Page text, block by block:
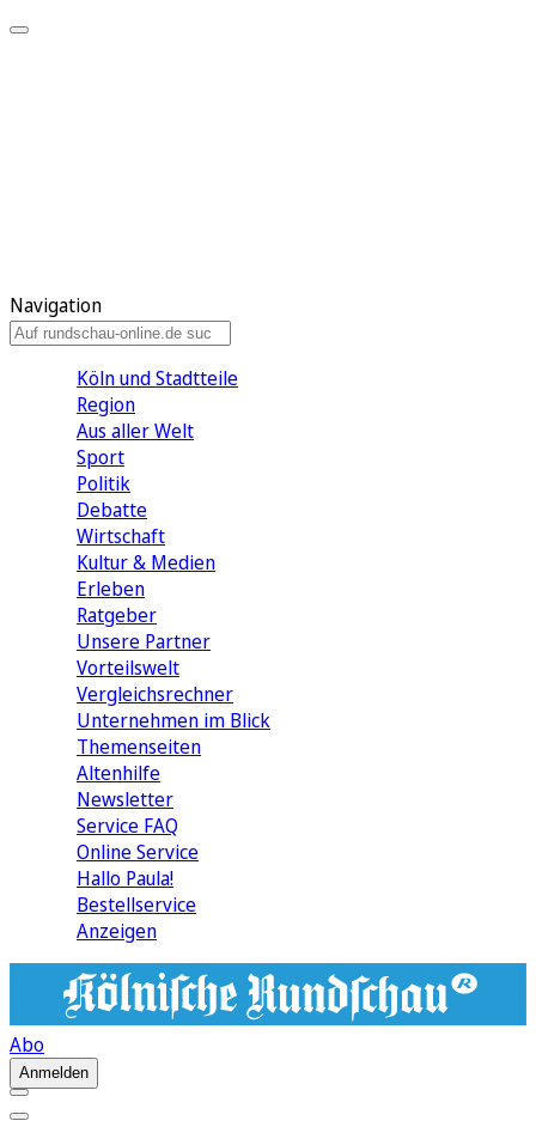
Navigation
Köln und Stadtteile
Region
Aus aller Welt
Sport
Politik
Debatte
Wirtschaft
Kultur & Medien
Erleben
Ratgeber
Unsere Partner
Vorteilswelt
Vergleichsrechner
Unternehmen im Blick
Themenseiten
Altenhilfe
Newsletter
Service FAQ
Online Service
Hallo Paula!
Bestellservice
Anzeigen
Abo
Anmelden